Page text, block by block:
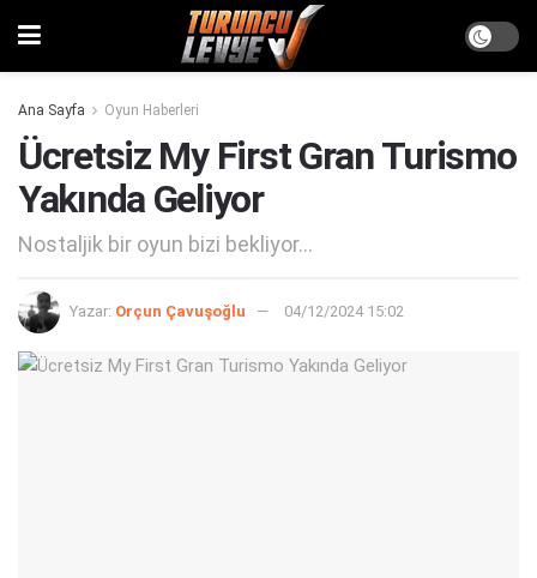
Ana Sayfa Oyun Haberleri
Ücretsiz My First Gran Turismo
Yakında Geliyor
Nostaljik bir oyun bizi bekliyor...
Yazar: Orçun Çavuşoğlu 04/12/2024 15:02